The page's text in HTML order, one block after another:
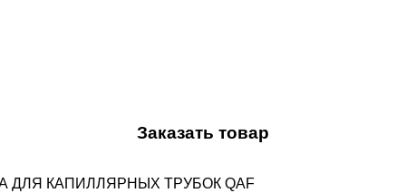
Заказать товар
ДЛЯ КАПИЛЛЯРНЫХ ТРУБОК QAF